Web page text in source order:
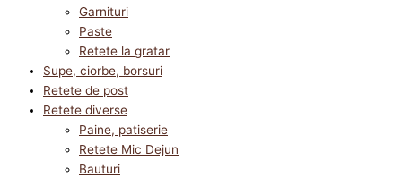
Garnituri
Paste
Retete la gratar
Supe, ciorbe, borsuri
Retete de post
Retete diverse
Paine, patiserie
Retete Mic Dejun
Bauturi